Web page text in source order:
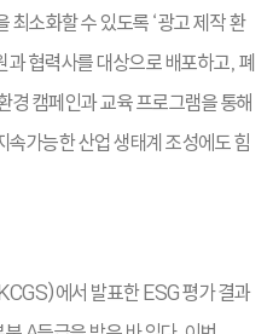
최소화할 수 있도록 ‘광고 제작 환
협력사를 대상으로 배포하고, 폐
경 캠페인과 교육 프로그램을 통해
속가능한 산업 생태계 조성에도 힘
에서 발표한 ESG 평가 결과